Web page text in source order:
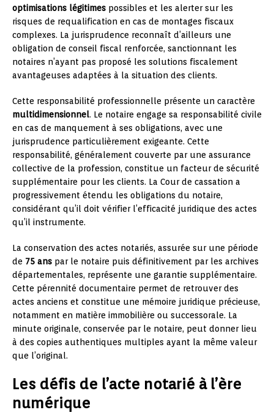
optimisations légitimes possibles et les alerter sur les
risques de requalification en cas de montages fiscaux
complexes. La jurisprudence reconnaît d’ailleurs une
obligation de conseil fiscal renforcée, sanctionnant les
notaires n’ayant pas proposé les solutions fiscalement
avantageuses adaptées à la situation des clients.
Cette responsabilité professionnelle présente un caractère
multidimensionnel. Le notaire engage sa responsabilité civile
en cas de manquement à ses obligations, avec une
jurisprudence particulièrement exigeante. Cette
responsabilité, généralement couverte par une assurance
collective de la profession, constitue un facteur de sécurité
supplémentaire pour les clients. La Cour de cassation a
progressivement étendu les obligations du notaire,
considérant qu’il doit vérifier l’efficacité juridique des actes
qu’il instrumente.
La conservation des actes notariés, assurée sur une période
de 75 ans par le notaire puis définitivement par les archives
départementales, représente une garantie supplémentaire.
Cette pérennité documentaire permet de retrouver des
actes anciens et constitue une mémoire juridique précieuse,
notamment en matière immobilière ou successorale. La
minute originale, conservée par le notaire, peut donner lieu
à des copies authentiques multiples ayant la même valeur
que l’original.
Les défis de l’acte notarié à l’ère
numérique